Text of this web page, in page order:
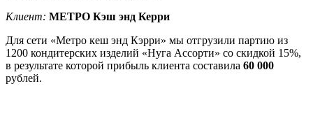
Клиент: МЕТРО Кэш энд Керри
Для сети «Метро кеш энд Кэрри» мы отгрузили партию из
1200 кондитерских изделий «Нуга Ассорти» со скидкой 15%,
в результате которой прибыль клиента составила 60 000
рублей.